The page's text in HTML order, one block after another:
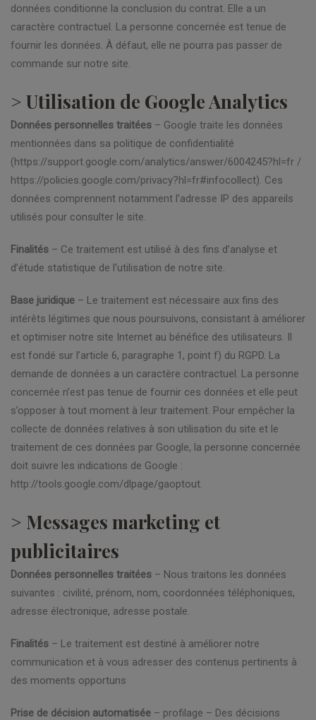
données conditionne la conclusion du contrat. Elle a un
caractère contractuel. La personne concernée est tenue de
fournir les données. À défaut, elle ne pourra pas passer de
commande sur notre site.
> Utilisation de Google Analytics
Données personnelles traitées – Google traite les données
mentionnées dans sa politique de confidentialité
(https://support.google.com/analytics/answer/6004245?hl=fr /
https://policies.google.com/privacy?hl=fr#infocollect). Ces
données comprennent notamment l’adresse IP des appareils
utilisés pour consulter le site.
Finalités – Ce traitement est utilisé à des fins d’analyse et
d’étude statistique de l’utilisation de notre site.
Base juridique – Le traitement est nécessaire aux fins des
intérêts légitimes que nous poursuivons, consistant à améliorer
et optimiser notre site Internet au bénéfice des utilisateurs. Il
est fondé sur l’article 6, paragraphe 1, point f) du RGPD. La
demande de données a un caractère contractuel. La personne
concernée n’est pas tenue de fournir ces données et elle peut
s’opposer à tout moment à leur traitement. Pour empêcher la
collecte de données relatives à son utilisation du site et le
traitement de ces données par Google, la personne concernée
doit suivre les indications de Google :
http://tools.google.com/dlpage/gaoptout.
> Messages marketing et
publicitaires
Données personnelles traitées – Nous traitons les données
suivantes : civilité, prénom, nom, coordonnées téléphoniques,
adresse électronique, adresse postale.
Finalités – Le traitement est destiné à améliorer notre
communication et à vous adresser des contenus pertinents à
des moments opportuns
Prise de décision automatisée – profilage – Des décisions